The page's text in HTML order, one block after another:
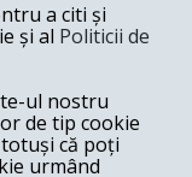
în feluri extrem
există —
—, dar că el
a citi și
și al Politicii de
ul nostru
de tip cookie
că poți
urmând